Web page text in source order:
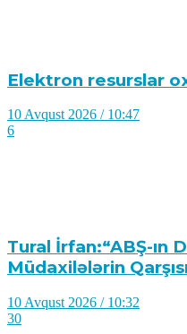
Elektron resurslar
10 Avqust 2026 / 10:47
6
Tural İrfan:“ABŞ-ın
Müdaxilələrin
10 Avqust 2026 / 10:32
30